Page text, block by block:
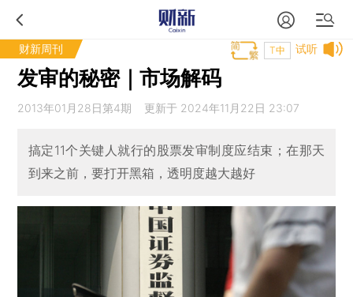
财新周刊 试听
T中
发审的秘密｜市场解码
2013年01月28日第4期 更新于 2024年11月22日 23:07
搞定11个关键人就行的股票发审制度应结束；在那天
到来之前，要打开黑箱，透明度越大越好